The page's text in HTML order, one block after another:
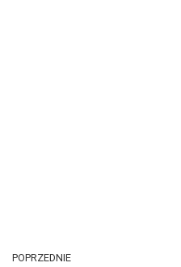
POPRZEDNIE